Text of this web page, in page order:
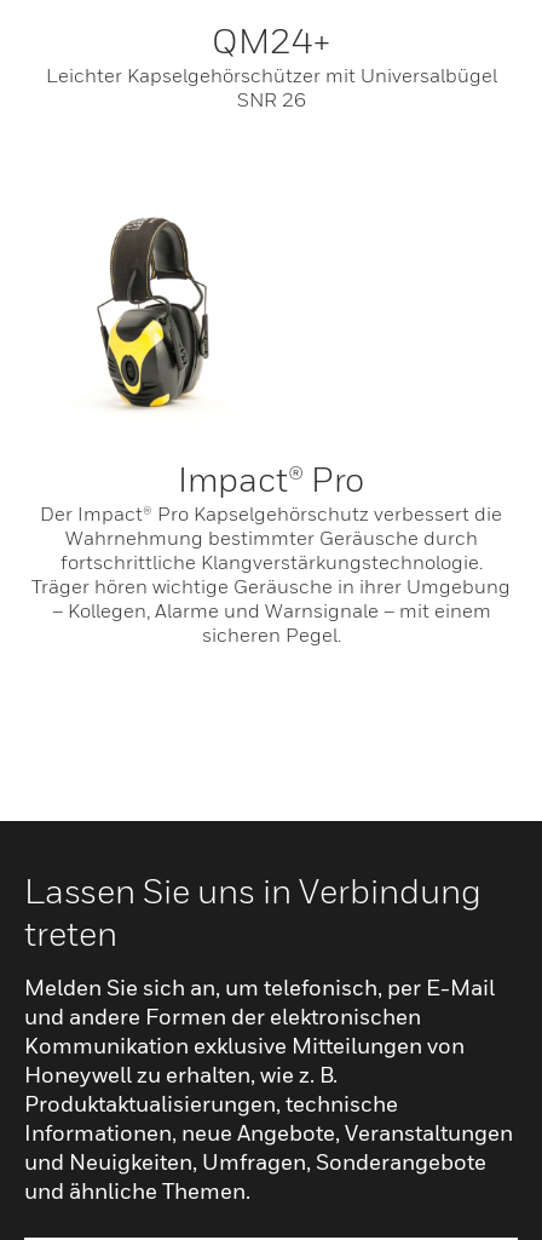
QM24+
Leichter Kapselgehörschützer mit Universalbügel
SNR 26
Impact® Pro
Der Impact® Pro Kapselgehörschutz verbessert die
Wahrnehmung bestimmter Geräusche durch
fortschrittliche Klangverstärkungstechnologie.
Träger hören wichtige Geräusche in ihrer Umgebung
– Kollegen, Alarme und Warnsignale – mit einem
sicheren Pegel.
Lassen Sie uns in Verbindung
treten
Melden Sie sich an, um telefonisch, per E-Mail
und andere Formen der elektronischen
Kommunikation exklusive Mitteilungen von
Honeywell zu erhalten, wie z. B.
Produktaktualisierungen, technische
Informationen, neue Angebote, Veranstaltungen
und Neuigkeiten, Umfragen, Sonderangebote
und ähnliche Themen.